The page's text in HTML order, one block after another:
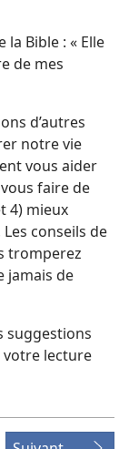
Bible : « Elle
de mes
d’autres
notre vie
vous aider
faire de
4) mieux
conseils de
tromperez
jamais de
suggestions
lecture